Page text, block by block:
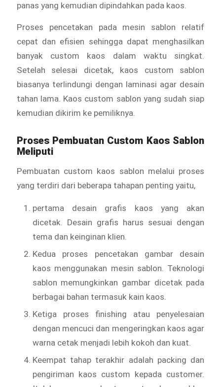
panas yang kemudian dipindahkan pada kaos.
Proses pencetakan pada mesin sablon relatif
cepat dan efisien sehingga dapat menghasilkan
banyak custom kaos dalam waktu singkat.
Setelah selesai dicetak, kaos custom sablon
biasanya terlindungi dengan laminasi agar desain
tahan lama. Kaos custom sablon yang sudah siap
kemudian dikirim ke pemiliknya.
Proses Pembuatan Custom Kaos Sablon
Meliputi
Pembuatan custom kaos sablon melalui proses
yang terdiri dari beberapa tahapan penting yaitu,
pertama desain grafis kaos yang akan
dicetak. Desain grafis harus sesuai dengan
tema dan keinginan klien.
Kedua proses pencetakan gambar desain
kaos menggunakan mesin sablon. Teknologi
sablon memungkinkan gambar dicetak pada
berbagai bahan termasuk kain kaos.
Ketiga proses finishing atau penyelesaian
dengan mencuci dan mengeringkan kaos agar
warna cetak menjadi lebih kokoh dan kuat.
Keempat tahap terakhir adalah packing dan
pengiriman kaos custom kepada customer.